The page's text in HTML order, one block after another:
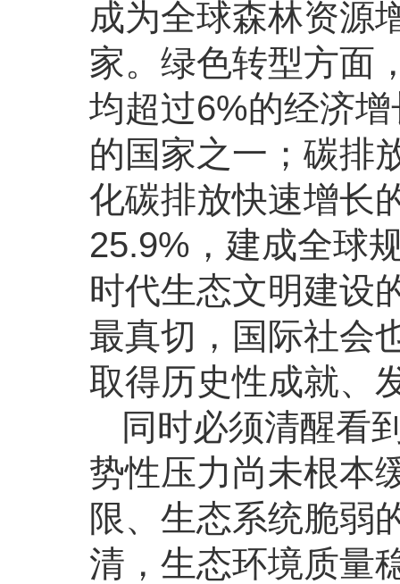
成为全球森林资源
家。绿色转型方面
均超过6%的经济
的国家之一；碳排
化碳排放快速增长
25.9%，建成全球
时代生态文明建设
最真切，国际社会
取得历史性成就、
同时必须清醒看
势性压力尚未根本
限、生态系统脆弱
清，生态环境质量